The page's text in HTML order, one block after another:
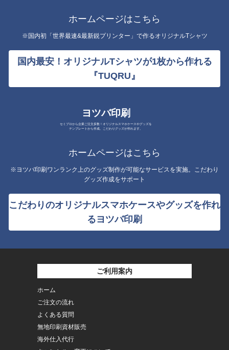
ホームページはこちら
※国内初「世界最速&最新鋭プリンター」で作るオリジナルTシャツ
国内最安！オリジナルTシャツが1枚から作れる
『TUQRU』
ヨツバ印刷
セミプロから企業ご注文多数！オリジナルスマホケースやグッズを
テンプレートから作成。こだわりグッズが作れます。
ホームページはこちら
※ヨツバ印刷ワンランク上のグッズ制作が可能なサービスを実施。こだわり
グッズ作成をサポート
こだわりのオリジナルスマホケースやグッズを作れ
るヨツバ印刷
ご利用案内
ホーム
ご注文の流れ
よくある質問
無地印刷資材販売
海外仕入代行